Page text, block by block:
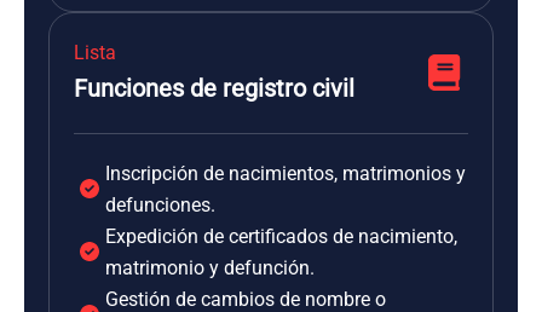
Lista
Funciones de registro civil
Inscripción de nacimientos, matrimonios y
defunciones.
Expedición de certificados de nacimiento,
matrimonio y defunción.
Gestión de cambios de nombre o